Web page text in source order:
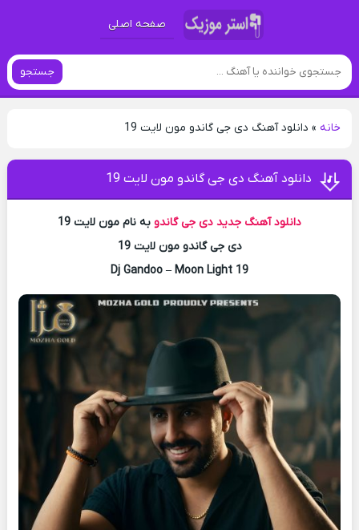
صفحه اصلی
جستجو
خانه» دانلود آهنگ دی جی گاندو مون لایت 19
دانلود آهنگ دی جی گاندو مون لایت 19
دانلود آهنگ جدید دی جی گاندو به نام مون لایت 19
دی جی گاندو مون لایت 19
Dj Gandoo – Moon Light 19